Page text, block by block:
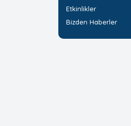
Etkinlikler
Bizden Haberler